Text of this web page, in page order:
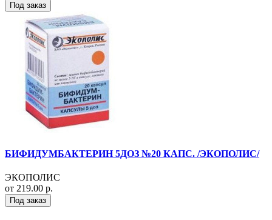
Под заказ
БИФИДУМБАКТЕРИН 5ДОЗ №20 КАПС. /ЭКОПОЛИС/
ЭКОПОЛИС
от 219.00 р.
Под заказ